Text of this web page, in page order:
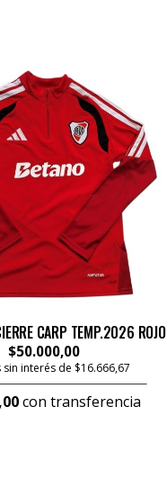
CARP TEMP.2026 ROJO
$50.000,00
sin interés de $16.666,67
con transferencia